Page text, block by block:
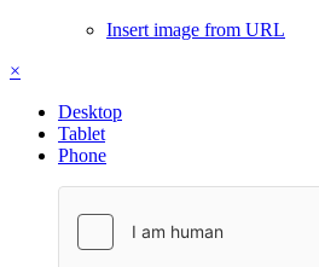
Insert image from URL
×
Desktop
Tablet
Phone